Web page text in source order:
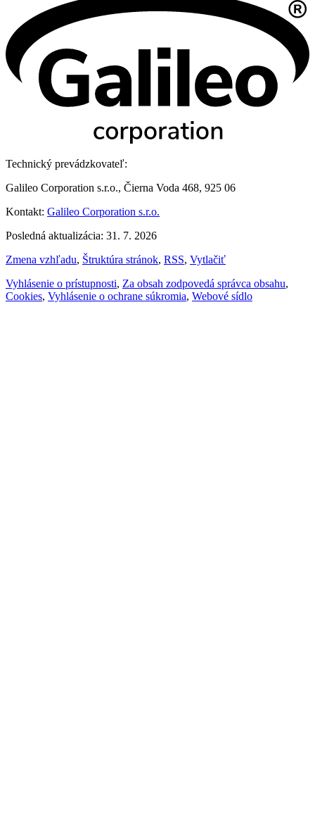
Technický prevádzkovateľ:
Galileo Corporation s.r.o., Čierna Voda 468, 925 06
Kontakt: Galileo Corporation s.r.o.
Posledná aktualizácia: 31. 7. 2026
Zmena vzhľadu, Štruktúra stránok, RSS, Vytlačiť
Vyhlásenie o prístupnosti, Za obsah zodpovedá správca obsahu,
Cookies, Vyhlásenie o ochrane súkromia, Webové sídlo